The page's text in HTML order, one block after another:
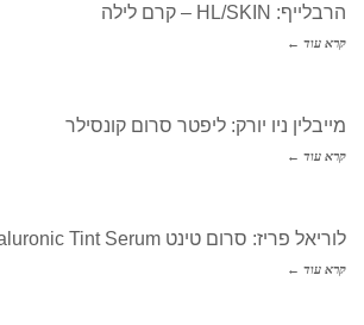
הרבלייף: HL/SKIN – קרם לילה
קרא עוד ←
מייבלין ניו יורק: ליפטר סרום קונסילר
קרא עוד ←
לוריאל פריז: סרום טינט Hyaluronic Tint Serum
קרא עוד ←